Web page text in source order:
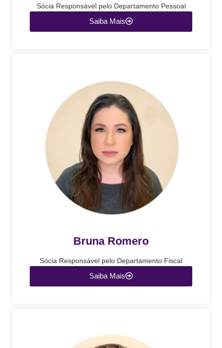
Sócia Responsável pelo Departamento Pessoal
Saiba Mais
Bruna Romero
Sócia Responsável pelo Departamento Fiscal
Saiba Mais